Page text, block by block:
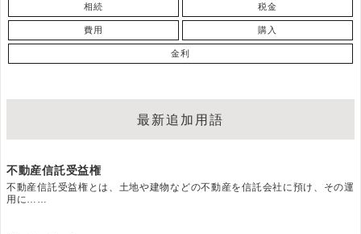
相続 税金
費用 購入
金利
最新追加用語
不動産信託受益権
不動産信託受益権とは、土地や建物などの不動産を信託会社に預け、その運
用に……